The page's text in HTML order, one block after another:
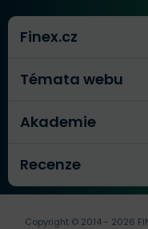
Finex.cz
Témata webu
Akademie
Recenze
Copyright © 2014 - 2026